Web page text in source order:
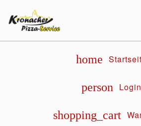
home
person Login
shopping_cart